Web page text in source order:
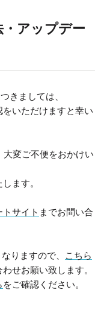
アップデー
きましては、
いただけますと幸い
変ご不便をおかけい
ます。
サイト までお問い合
りますので、
こちら
せお願い致します。
をご確認ください。